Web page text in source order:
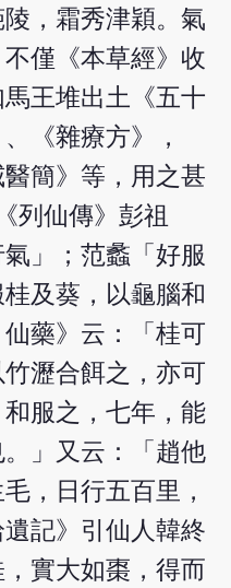
，霜秀津穎。氣
僅《本草經》收
王堆出土《五十
《雜療方》，
醫簡》等，用之甚
列仙傳》彭祖
氣」；范蠡「好服
及葵，以龜腦和
藥》云：「桂可
瀝合餌之，亦可
服之，七年，能
」又云：「趙他
，日行五百里，
記》引仙人韓終
實大如棗，得而